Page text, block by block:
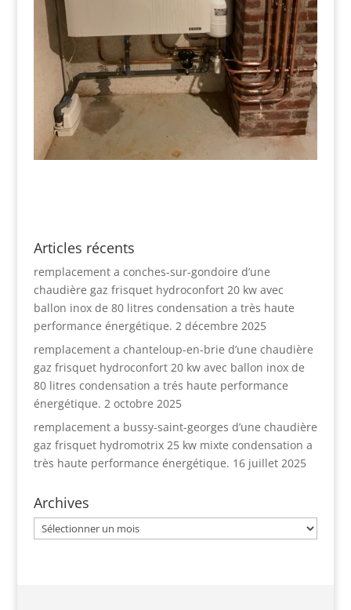
Articles récents
remplacement a conches-sur-gondoire d’une
chaudière gaz frisquet hydroconfort 20 kw avec
ballon inox de 80 litres condensation a très haute
performance énergétique. 2 décembre 2025
remplacement a chanteloup-en-brie d’une chaudière
gaz frisquet hydroconfort 20 kw avec ballon inox de
80 litres condensation a trés haute performance
énergétique. 2 octobre 2025
remplacement a bussy-saint-georges d’une chaudière
gaz frisquet hydromotrix 25 kw mixte condensation a
très haute performance énergétique. 16 juillet 2025
Archives
Archives